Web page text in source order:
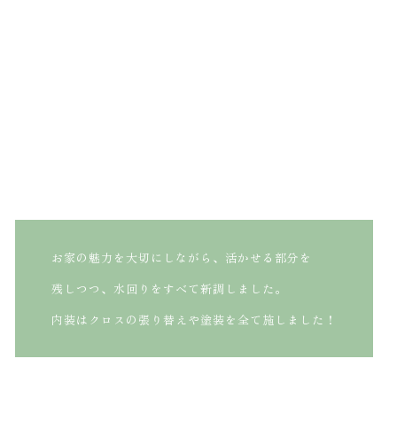
お家の魅力を大切にしながら、活かせる部分を
残しつつ、水回りをすべて新調しました。
内装はクロスの張り替えや塗装を全て施しました！